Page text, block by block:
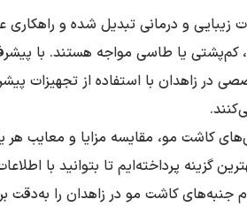
و درمانی تبدیل شده و راهکاری
کم‌پشتی یا طاسی مواجه هستند. با
در زاهدان با استفاده از تجهیزات
کاشت مو، مقایسه مزایا و معایب هر
گزینه پرداخته‌ایم تا بتوانید با
جنبه‌های کاشت مو در زاهدان را به‌دقت